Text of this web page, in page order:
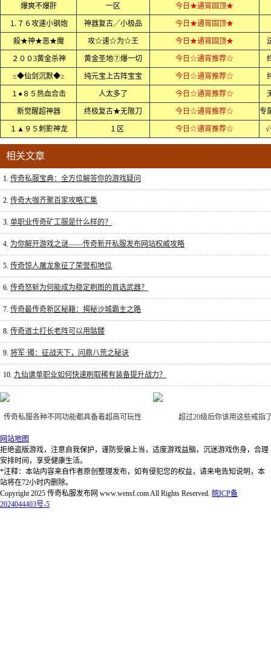
爆爽不爆肝 一区 今日★通宵固顶★
⒈７６攻速小钢炮 神器复古╱小极品 今日★通宵固顶★
殺★神★恶★魔 攻☆速☆为☆王 今日★通宵固顶★
２００3黄金杀神 黄金圣地⑦爆一切 今日☆通宵推荐☆
≤◆仙剑沉默◆≥ 纯元宝上古阵宝宝 今日☆通宵推荐☆
１●８５热血合击 人太多了 今日☆通宵推荐☆
新觉醒超神器 终极复古★无限刀 今日☆通宵推荐☆
１▲９５刺影神龙 １区 今日☆通宵推荐☆
相关文章
1. 传奇私服宝典：全方位解答你的游戏疑问
2. 传奇大咖齐聚百家攻略汇集
3. 单职业传奇矿工服是什么样的？
4. 为你解开游戏之谜——传奇新开私服发布网站权威攻略
5. 传奇惊人屠龙象征了荣誉和地位
6. 传奇怒斩为何能成为稳定刷图的首选武器？
7. 传奇最传奇新区秘籍：揭秘沙城霸主之路
8. 传奇道士打长老阵可以用骷髅
9. 将军·镯：征战天下，问鼎八荒之秘诀
10. 九仙谱单职业如何快速刷取稀有装备提升战力？
传奇私服各种不同功能都具备着超高可玩性 超过20级后你该用这些戒指
网站地图
拒绝盗版游戏，注意自我保护，谨防受骗上当，适度游戏益脑，沉迷游戏伤身，合理
安排时间，享受健康生活。
*注释：本站内容来自作者原创整理发布，如有侵犯您的权益，请来电告知说明，本
站将在72小时内删除。
Copyright 2025 传奇私服发布网 www.wensf.com All Rights Reserved. 皖ICP备
2024044403号-5